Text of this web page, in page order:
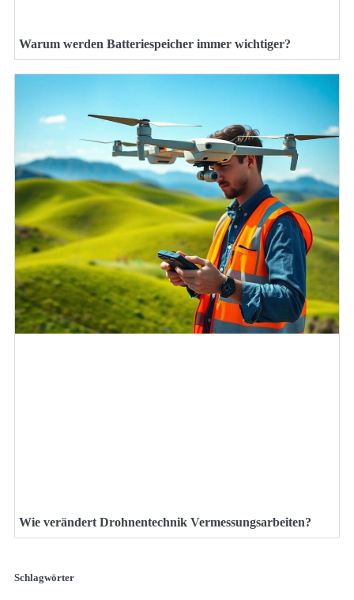
Warum werden Batteriespeicher immer wichtiger?
Wie verändert Drohnentechnik Vermessungsarbeiten?
Schlagwörter